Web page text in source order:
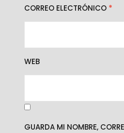
CORREO ELECTRÓNICO *
WEB
GUARDA MI NOMBRE,